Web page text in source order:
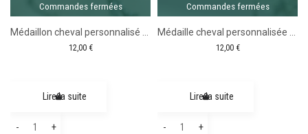
Commandes fermées
12,00 €
Lire la suite
-
quantité
+
Commandes fermées
12,00 €
Lire la suite
-
quantité
+